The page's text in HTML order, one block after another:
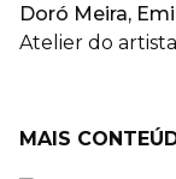
Doró Meira,
Atelier do artista
MAIS